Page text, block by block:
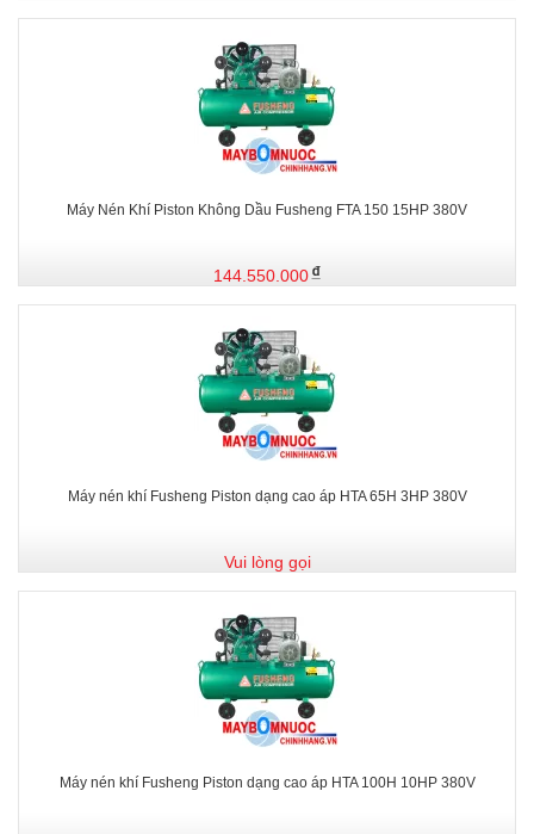
Máy Nén Khí Piston Không Dầu Fusheng FTA 150 15HP 380V
144.550.000
Máy nén khí Fusheng Piston dạng cao áp HTA 65H 3HP 380V
Vui lòng gọi
Máy nén khí Fusheng Piston dạng cao áp HTA 100H 10HP 380V